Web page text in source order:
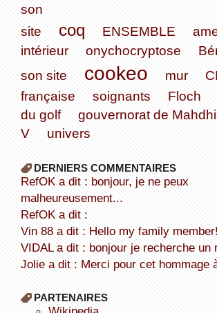
son
site
coq ENSEMBLE
intérieur
onychocryptose
son site
cookeo mur
française
soignants Floch
du golf
gouvernorat de
V
univers
DERNIERS COMMENTAIRES
refOK a dit : bonjour, je ne peux
malheureusement...
refOK a dit :
Vin 88 a dit : Hello my family
VIDAL a dit : bonjour je recherche un
Jolie a dit : Merci pour cet hommage
PARTENAIRES